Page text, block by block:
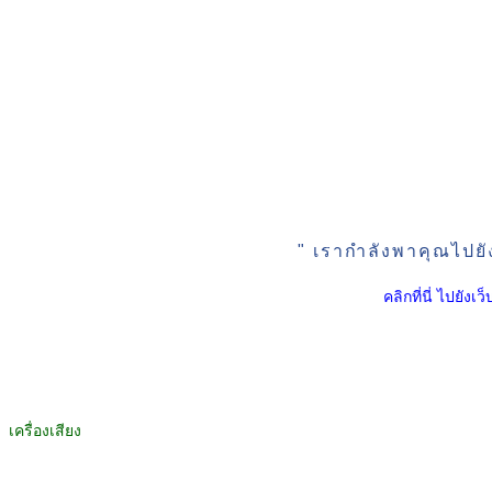
" เรากำลังพาคุณไปยั
คลิกที่นี่ ไปยังเ
เครื่องเสียง